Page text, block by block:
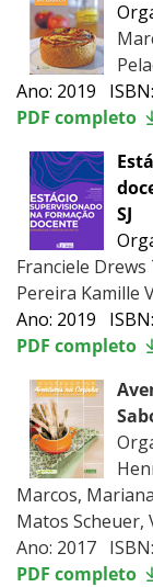
Ano: 2019 ISBN:
PDF completo
SJ
Franciele
Pereira Kamille
Ano: 2019 ISBN:
PDF completo
Marcos,
Matos Scheuer,
Ano: 2017
PDF completo